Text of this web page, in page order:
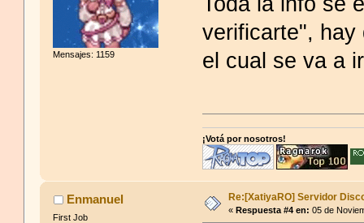
Mensajes: 1159
verificarte", hay
el cual se va a
¡Votá por nosotros!
Enmanuel
First Job
Re:[XatiyaRO] Servidor
«Respuesta #4 en: 05 de